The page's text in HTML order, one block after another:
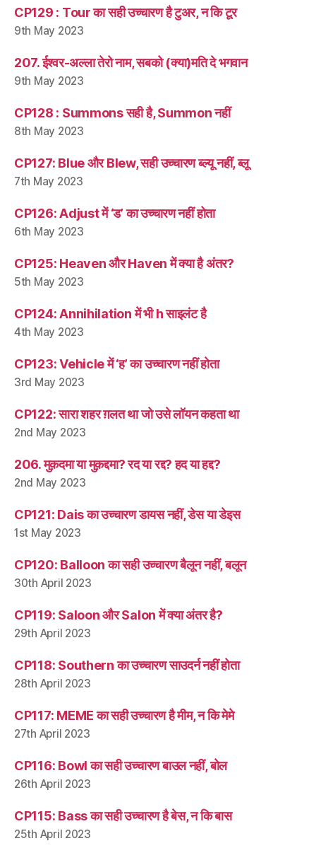
CP129 : Tour का सही उच्चारण है टुअर, न कि टूर
9th May 2023
207. ईश्वर-अल्ला तेरो नाम, सबको (क्या)मति दे भगवान
9th May 2023
CP128 : Summons सही है, Summon नहीं
8th May 2023
CP127: Blue और Blew, सही उच्चारण ब्ल्यू नहीं, ब्लू
7th May 2023
CP126: Adjust में ‘ड’ का उच्चारण नहीं होता
6th May 2023
CP125: Heaven और Haven में क्या है अंतर?
5th May 2023
CP124: Annihilation में भी h साइलंट है
4th May 2023
CP123: Vehicle में ‘ह’ का उच्चारण नहीं होता
3rd May 2023
CP122: सारा शहर ग़लत था जो उसे लॉयन कहता था
2nd May 2023
206. मुक़दमा या मुक़द्दमा? रद या रद्द? हद या हद्द?
2nd May 2023
CP121: Dais का उच्चारण डायस नहीं, डेस या डेइस
1st May 2023
CP120: Balloon का सही उच्चारण बैलून नहीं, बलून
30th April 2023
CP119: Saloon और Salon में क्या अंतर है?
29th April 2023
CP118: Southern का उच्चारण साउदर्न नहीं होता
28th April 2023
CP117: MEME का सही उच्चारण है मीम, न कि मेमे
27th April 2023
CP116: Bowl का सही उच्चारण बाउल नहीं, बोल
26th April 2023
CP115: Bass का सही उच्चारण है बेस, न कि बास
25th April 2023